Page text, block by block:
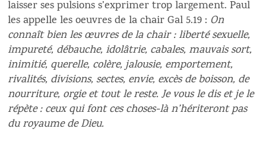
laisser ses pulsions s’exprimer trop largement. Paul
les appelle les oeuvres de la chair Gal 5.19 : On
connaît bien les œuvres de la chair : liberté sexuelle,
impureté, débauche, idolâtrie, cabales, mauvais sort,
inimitié, querelle, colère, jalousie, emportement,
rivalités, divisions, sectes, envie, excès de boisson, de
nourriture, orgie et tout le reste. Je vous le dis et je le
répète : ceux qui font ces choses-là n’hériteront pas
du royaume de Dieu.